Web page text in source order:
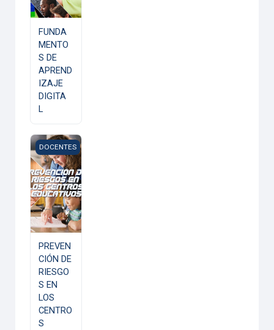
FUNDA
MENTO
S DE
APREND
IZAJE
DIGITA
L
PREVENCIÓN DE RIESGOS EN LOS CENTROS EDUCATIVOS
DOCENTES
PREVEN
CIÓN DE
RIESGO
S EN
LOS
CENTRO
S